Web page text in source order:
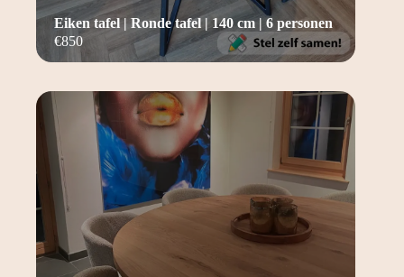
€850
Eiken tafel | Ronde tafel | 140 cm | 6 personen